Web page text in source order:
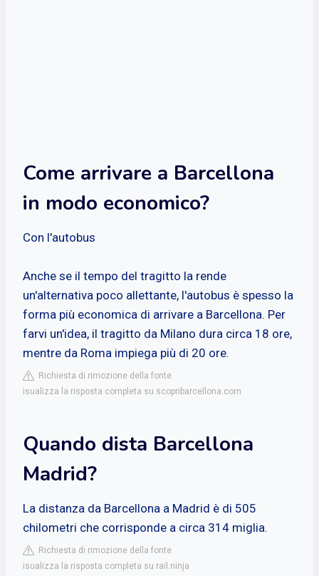
Come arrivare a Barcellona
in modo economico?
Con l'autobus
Anche se il tempo del tragitto la rende
un'alternativa poco allettante, l'autobus è spesso la
forma più economica di arrivare a Barcellona. Per
farvi un'idea, il tragitto da Milano dura circa 18 ore,
mentre da Roma impiega più di 20 ore.
Richiesta di rimozione della fonte
isualizza la risposta completa su scopribarcellona.com
Quando dista Barcellona
Madrid?
La distanza da Barcellona a Madrid è di 505
chilometri che corrisponde a circa 314 miglia.
Richiesta di rimozione della fonte
isualizza la risposta completa su rail.ninja